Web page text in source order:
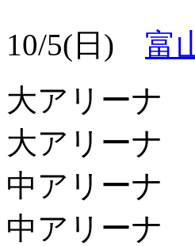
10/5(日) 富
大アリーナ
大アリーナ
中アリーナ
中アリーナ